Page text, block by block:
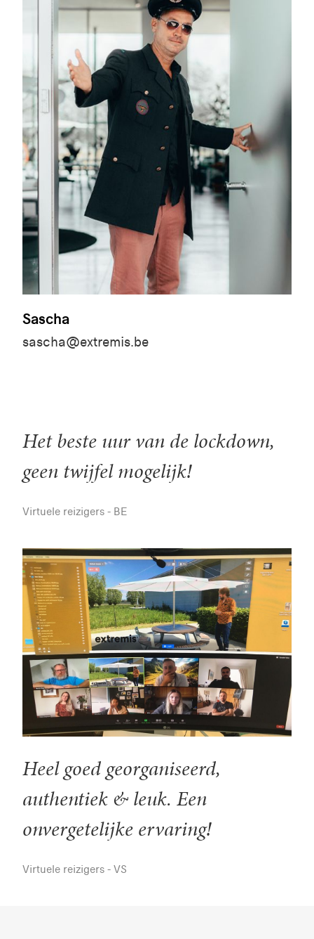
Sascha
sascha@extremis.be
Het beste uur van de lockdown,
geen twijfel mogelijk!
Virtuele reizigers - BE
Heel goed georganiseerd,
authentiek & leuk. Een
onvergetelijke ervaring!
Virtuele reizigers - VS